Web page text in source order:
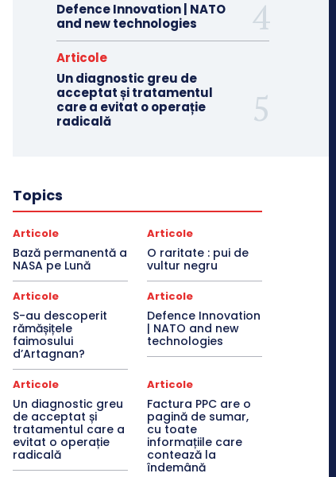
Defence Innovation | NATO
and new technologies
Articole
Un diagnostic greu de
acceptat și tratamentul
care a evitat o operație
radicală
Topics
Articole
Bază permanentă a
NASA pe Lună
Articole
O raritate : pui de
vultur negru
Articole
S-au descoperit
rămășițele
faimosului
d’Artagnan?
Articole
Defence Innovation
| NATO and new
technologies
Articole
Un diagnostic greu
de acceptat și
tratamentul care a
evitat o operație
radicală
Articole
Factura PPC are o
pagină de sumar,
cu toate
informațiile care
contează la
îndemână